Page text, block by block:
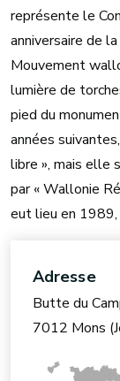
représente le
anniversaire de
Mouvement
lumière de
pied du
années
libre », mais elle
par « Wallonie
eut lieu en 1989,
Adresse
Butte du
7012 Mons